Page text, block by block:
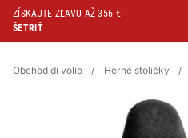
ZÍSKAJTE ZĽAVU AŽ 356 €
ŠETRIŤ
Obchod di volio / Herné stoličky /